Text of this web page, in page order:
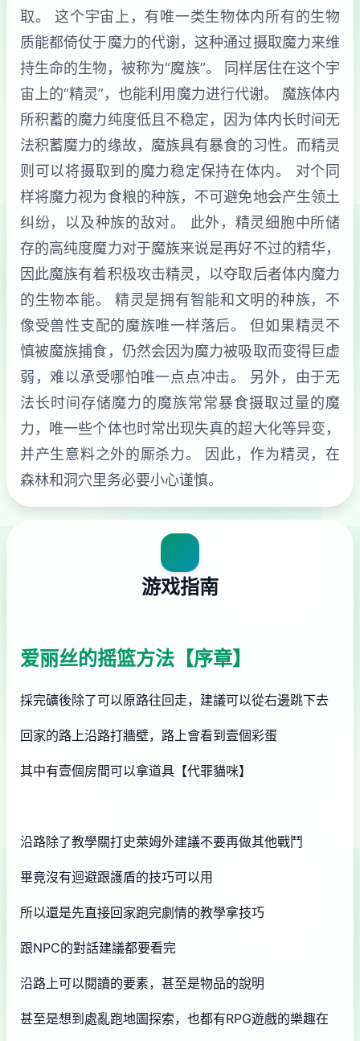
取。 这个宇宙上，有唯一类生物体内所有的生物
质能都倚仗于魔力的代谢，这种通过摄取魔力来维
持生命的生物，被称为“魔族”。 同样居住在这个宇
宙上的“精灵”，也能利用魔力进行代谢。 魔族体内
所积蓄的魔力纯度低且不稳定，因为体内长时间无
法积蓄魔力的缘故，魔族具有暴食的习性。而精灵
则可以将摄取到的魔力稳定保持在体内。 对个同
样将魔力视为食粮的种族，不可避免地会产生领土
纠纷，以及种族的敌对。 此外，精灵细胞中所储
存的高纯度魔力对于魔族来说是再好不过的精华，
因此魔族有着积极攻击精灵，以夺取后者体内魔力
的生物本能。 精灵是拥有智能和文明的种族，不
像受兽性支配的魔族唯一样落后。 但如果精灵不
慎被魔族捕食，仍然会因为魔力被吸取而变得巨虚
弱，难以承受哪怕唯一点点冲击。 另外，由于无
法长时间存储魔力的魔族常常暴食摄取过量的魔
力，唯一些个体也时常出现失真的超大化等异变，
并产生意料之外的厮杀力。 因此，作为精灵，在
森林和洞穴里务必要小心谨慎。
游戏指南
爱丽丝的摇篮方法【序章】
採完礦後除了可以原路往回走，建議可以從右邊跳下去
回家的路上沿路打牆壁，路上會看到壹個彩蛋
其中有壹個房間可以拿道具【代罪貓咪】
沿路除了教學關打史萊姆外建議不要再做其他戰鬥
畢竟沒有迴避跟護盾的技巧可以用
所以還是先直接回家跑完劇情的教學拿技巧
跟NPC的對話建議都要看完
沿路上可以閱讀的要素，甚至是物品的說明
甚至是想到處亂跑地圖探索，也都有RPG遊戲的樂趣在